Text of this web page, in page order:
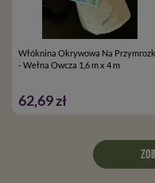
Włóknina Okrywowa Na
- Wełna Owcza 1,6 m x 4 m
62,69 zł